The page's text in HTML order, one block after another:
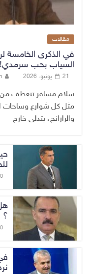
مقالات
في الذكرى الخامسة
السياب بحب سرمدي!
21 يونيو، 2026
سلام مسافر تنعطف من
مثل كل شوارع وساحات
والرارانج، يتدلى خارج
10
؟
10